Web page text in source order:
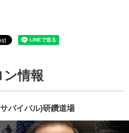
情報
バイバル)研鑽道場